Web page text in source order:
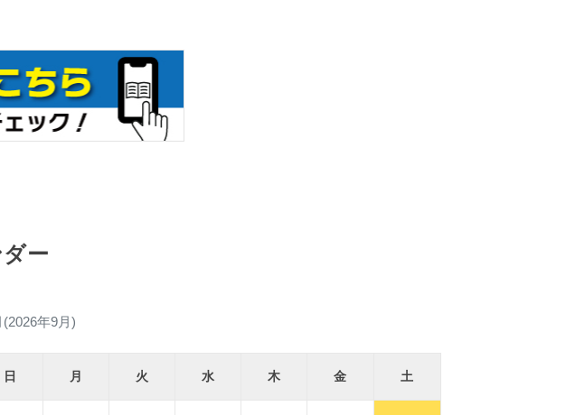
ー
(2026年9月)
日 月 火 水 木 金 土